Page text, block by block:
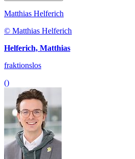
Matthias Helferich
© Matthias Helferich
Helferich, Matthias
fraktionslos
()